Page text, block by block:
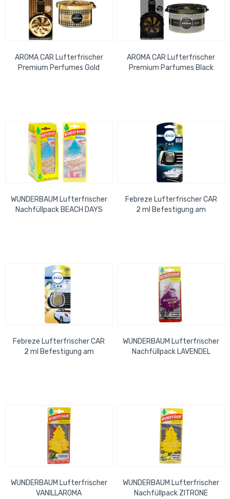
AROMA CAR Lufterfrischer
Premium Perfumes Gold
AROMA CAR Lufterfrischer
Premium Parfumes Black
WUNDERBAUM Lufterfrischer
Nachfüllpack BEACH DAYS
Febreze Lufterfrischer CAR
2 ml Befestigung am
Febreze Lufterfrischer CAR
2 ml Befestigung am
WUNDERBAUM Lufterfrischer
Nachfüllpack LAVENDEL
WUNDERBAUM Lufterfrischer
VANILLAROMA
WUNDERBAUM Lufterfrischer
Nachfüllpack ZITRONE